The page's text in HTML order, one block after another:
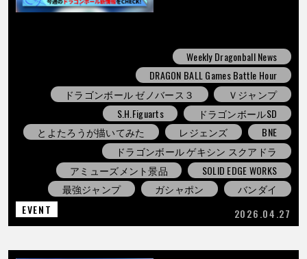
Weekly Dragonball News
DRAGON BALL Games Battle Hour
ドラゴンボール ゼノバース３
Ｖジャンプ
S.H.Figuarts
ドラゴンボールSD
とよたろうが描いてみた
レジェンズ
BNE
ドラゴンボール ゲキシン スクアドラ
アミューズメント景品
SOLID EDGE WORKS
最強ジャンプ
ガシャポン
バンダイ
EVENT
2026.04.27